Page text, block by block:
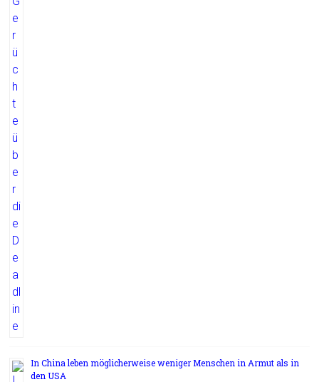
In China leben möglicherweise weniger Menschen in Armut als in
den USA